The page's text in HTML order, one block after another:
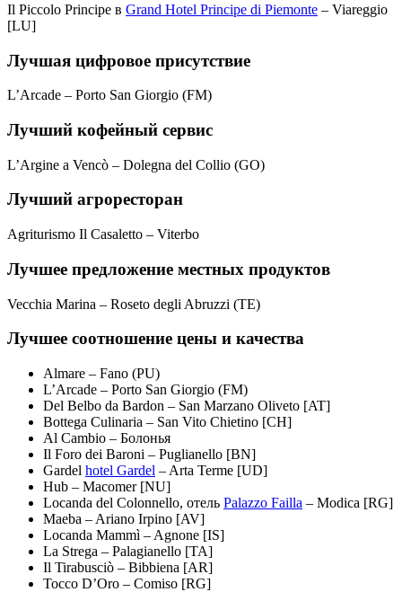
Il Piccolo Principe в Grand Hotel Principe di Piemonte – Viareggio
[LU]
Лучшая цифровое присутствие
L’Arcade – Porto San Giorgio (FM)
Лучший кофейный сервис
L’Argine a Vencò – Dolegna del Collio (GO)
Лучший агроресторан
Agriturismo Il Casaletto – Viterbo
Лучшее предложение местных продуктов
Vecchia Marina – Roseto degli Abruzzi (TE)
Лучшее соотношение цены и качества
Almare – Fano (PU)
L’Arcade – Porto San Giorgio (FM)
Del Belbo da Bardon – San Marzano Oliveto [AT]
Bottega Culinaria – San Vito Chietino [CH]
Al Cambio – Болонья
Il Foro dei Baroni – Puglianello [BN]
Gardel hotel Gardel – Arta Terme [UD]
Hub – Macomer [NU]
Locanda del Colonnello, отель Palazzo Failla – Modica [RG]
Maeba – Ariano Irpino [AV]
Locanda Mammì – Agnone [IS]
La Strega – Palagianello [TA]
Il Tirabusciò – Bibbiena [AR]
Tocco D’Oro – Comiso [RG]